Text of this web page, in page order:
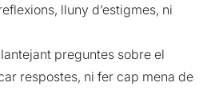
lluny d’estigmes, ni
preguntes sobre el
respostes, ni fer cap mena de